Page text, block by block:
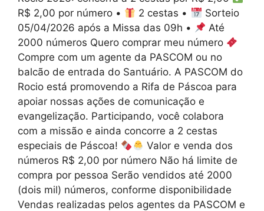
R$ 2,00 por número •
2 cestas •
Sorteio
05/04/2026 após a Missa das 09h •
Até
2000 números Quero comprar meu número
Compre com um agente da PASCOM ou no
balcão de entrada do Santuário. A PASCOM do
Rocio está promovendo a Rifa de Páscoa para
apoiar nossas ações de comunicação e
evangelização. Participando, você colabora
com a missão e ainda concorre a 2 cestas
especiais de Páscoa!
Valor e venda dos
números R$ 2,00 por número Não há limite de
compra por pessoa Serão vendidos até 2000
(dois mil) números, conforme disponibilidade
Vendas realizadas pelos agentes da PASCOM e